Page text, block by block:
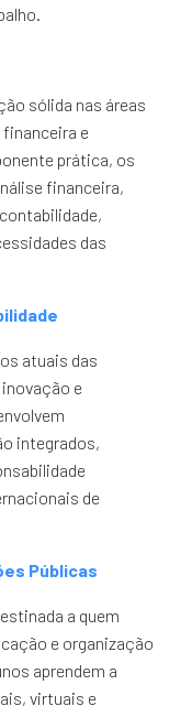
sólida nas áreas
e
prática, os
financeira,
das
atuais das
e
integrados,
de
Públicas
a quem
e organização
aprendem a
virtuais e